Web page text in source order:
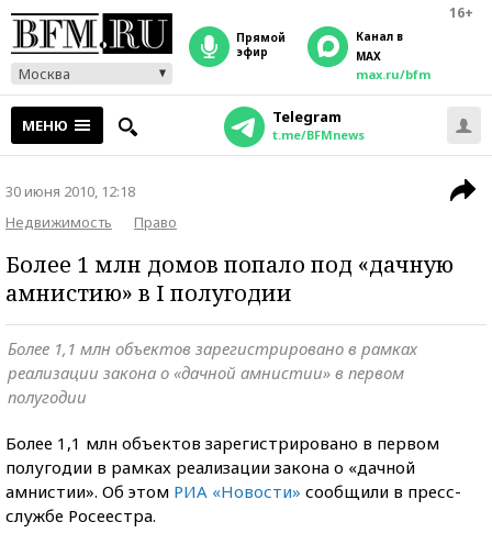
16+
Москва
прямой
эфир
Канал в
MAX
max.ru/bfm
МЕНЮ Telegram
t.me/BFMnews
30 июня 2010, 12:18
Недвижимость
Право
Более 1 млн домов попало под «дачную
амнистию» в I полугодии
Более 1,1 млн объектов зарегистрировано в рамках
реализации закона о «дачной амнистии» в первом
полугодии
Более 1,1 млн объектов зарегистрировано в первом
полугодии в рамках реализации закона о «дачной
амнистии». Об этом РИА «Новости» сообщили в пресс-
службе Росеестра.